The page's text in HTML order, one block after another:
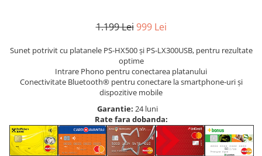
1.199 Lei 999 Lei
Sunet potrivit cu platanele PS-HX500 şi PS-LX300USB, pentru rezultate
optime
Intrare Phono pentru conectarea platanului
Conectivitate Bluetooth® pentru conectare la smartphone-uri şi
dispozitive mobile
Garantie: 24 luni
Rate fara dobanda: